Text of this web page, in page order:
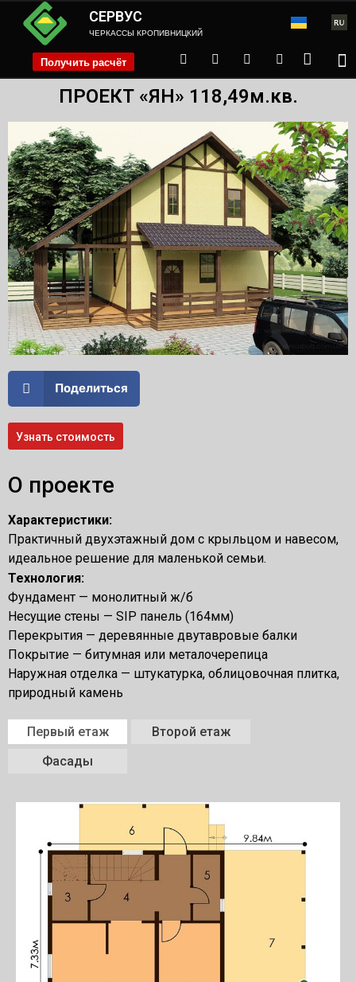
СЕРВУС
ЧЕРКАССЫ КРОПИВНИЦКИЙ
Получить расчёт phone
ПРОЕКТ «ЯН» 118,49м.кв.
Поделиться
Узнать стоимость
О проекте
Характеристики:
Практичный двухэтажный дом с крыльцом и навесом,
идеальное решение для маленькой семьи.
Технология:
Фундамент — монолитный ж/б
Несущие стены — SIP панель (164мм)
Перекрытия — деревянные двутавровые балки
Покрытие — битумная или металочерепица
Наружная отделка — штукатурка, облицовочная плитка,
природный камень
Первый етаж
Второй етаж
Фасады